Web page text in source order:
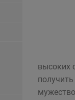
высоких